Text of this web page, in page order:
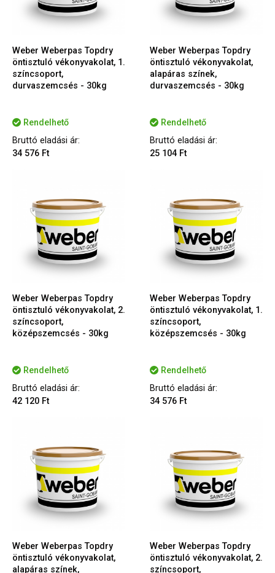
Weber Weberpas Topdry
öntisztuló vékonyvakolat, 1.
színcsoport,
durvaszemcsés - 30kg
Rendelhető
Bruttó eladási ár:
34 576 Ft
Weber Weberpas Topdry
öntisztuló vékonyvakolat,
alapáras színek,
durvaszemcsés - 30kg
Rendelhető
Bruttó eladási ár:
25 104 Ft
Weber Weberpas Topdry
öntisztuló vékonyvakolat, 2.
színcsoport,
középszemcsés - 30kg
Rendelhető
Bruttó eladási ár:
42 120 Ft
Weber Weberpas Topdry
öntisztuló vékonyvakolat, 1.
színcsoport,
középszemcsés - 30kg
Rendelhető
Bruttó eladási ár:
34 576 Ft
Weber Weberpas Topdry
öntisztuló vékonyvakolat,
alapáras színek,
Weber Weberpas Topdry
öntisztuló vékonyvakolat, 2.
színcsoport,